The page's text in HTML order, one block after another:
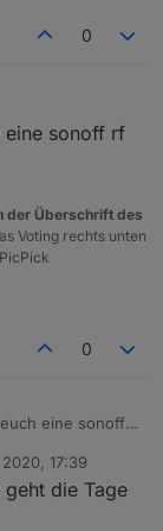
0
eine sonoff rf
der Überschrift des
Voting rechts unten
PicPick
0
eine sonoff
17:39
die Tage